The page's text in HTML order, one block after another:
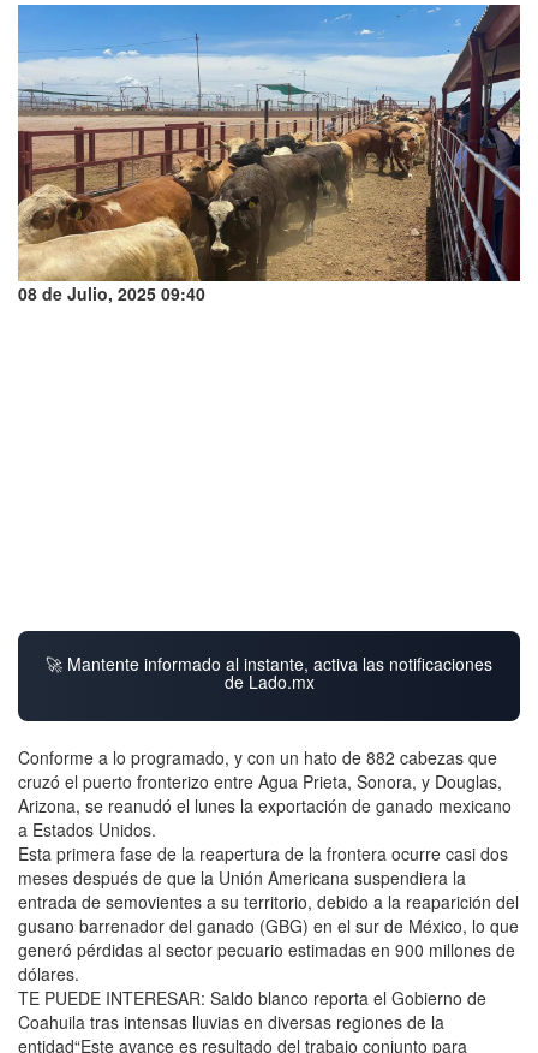
08 de Julio, 2025 09:40
🚀 Mantente informado al instante, activa las notificaciones
de Lado.mx
Conforme a lo programado, y con un hato de 882 cabezas que
cruzó el puerto fronterizo entre Agua Prieta, Sonora, y Douglas,
Arizona, se reanudó el lunes la exportación de ganado mexicano
a Estados Unidos.
Esta primera fase de la reapertura de la frontera ocurre casi dos
meses después de que la Unión Americana suspendiera la
entrada de semovientes a su territorio, debido a la reaparición del
gusano barrenador del ganado (GBG) en el sur de México, lo que
generó pérdidas al sector pecuario estimadas en 900 millones de
dólares.
TE PUEDE INTERESAR: Saldo blanco reporta el Gobierno de
Coahuila tras intensas lluvias en diversas regiones de la
entidad“Este avance es resultado del trabajo conjunto para